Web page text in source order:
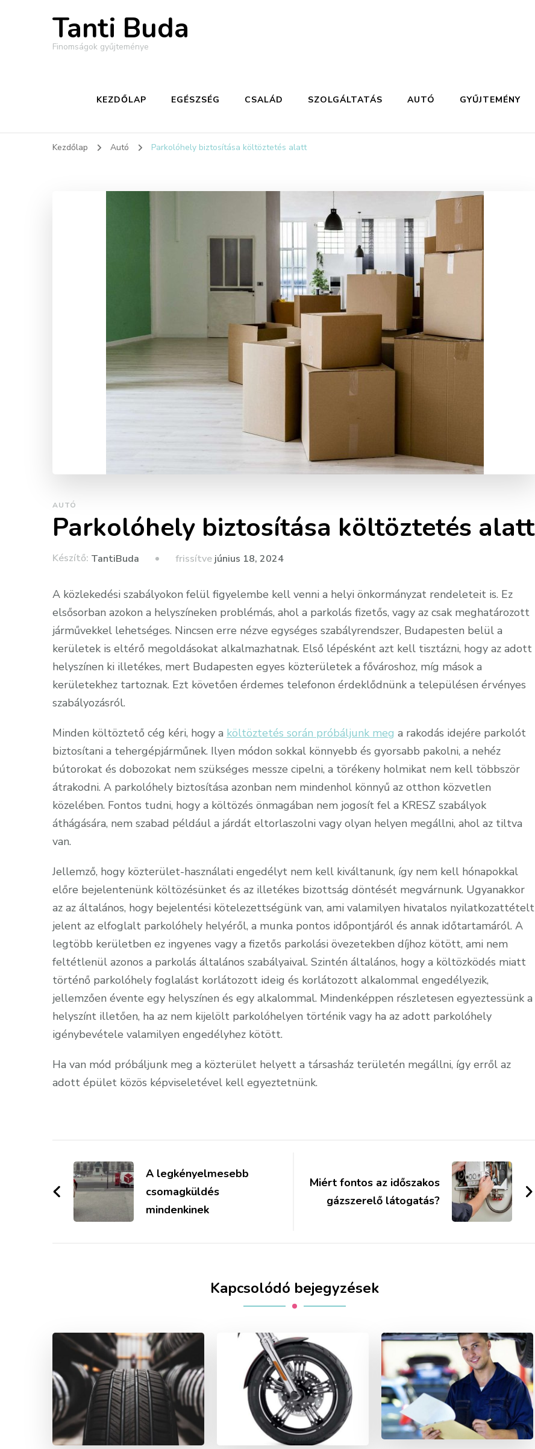
Tanti Buda
Finomságok gyűjteménye
KEZDŐLAP EGÉSZSÉG CSALÁD SZOLGÁLTATÁS AUTÓ GYŰJTEMÉNY
Kezdőlap Autó Parkolóhely biztosítása költöztetés alatt
AUTÓ
Parkolóhely biztosítása költöztetés alatt
Készítő: TantiBuda frissítve június 18, 2024
A közlekedési szabályokon felül figyelembe kell venni a helyi önkormányzat rendeleteit is. Ez
elsősorban azokon a helyszíneken problémás, ahol a parkolás fizetős, vagy az csak meghatározott
járművekkel lehetséges. Nincsen erre nézve egységes szabályrendszer, Budapesten belül a
kerületek is eltérő megoldásokat alkalmazhatnak. Első lépésként azt kell tisztázni, hogy az adott
helyszínen ki illetékes, mert Budapesten egyes közterületek a fővároshoz, míg mások a
kerületekhez tartoznak. Ezt követően érdemes telefonon érdeklődnünk a településen érvényes
szabályozásról.
Minden költöztető cég kéri, hogy a költöztetés során próbáljunk meg a rakodás idejére parkolót
biztosítani a tehergépjárműnek. Ilyen módon sokkal könnyebb és gyorsabb pakolni, a nehéz
bútorokat és dobozokat nem szükséges messze cipelni, a törékeny holmikat nem kell többször
átrakodni. A parkolóhely biztosítása azonban nem mindenhol könnyű az otthon közvetlen
közelében. Fontos tudni, hogy a költözés önmagában nem jogosít fel a KRESZ szabályok
áthágására, nem szabad például a járdát eltorlaszolni vagy olyan helyen megállni, ahol az tiltva
van.
Jellemző, hogy közterület-használati engedélyt nem kell kiváltanunk, így nem kell hónapokkal
előre bejelentenünk költözésünket és az illetékes bizottság döntését megvárnunk. Ugyanakkor
az az általános, hogy bejelentési kötelezettségünk van, ami valamilyen hivatalos nyilatkozattételt
jelent az elfoglalt parkolóhely helyéről, a munka pontos időpontjáról és annak időtartamáról. A
legtöbb kerületben ez ingyenes vagy a fizetős parkolási övezetekben díjhoz kötött, ami nem
feltétlenül azonos a parkolás általános szabályaival. Szintén általános, hogy a költözködés miatt
történő parkolóhely foglalást korlátozott ideig és korlátozott alkalommal engedélyezik,
jellemzően évente egy helyszínen és egy alkalommal. Mindenképpen részletesen egyeztessünk a
helyszínt illetően, ha az nem kijelölt parkolóhelyen történik vagy ha az adott parkolóhely
igénybevétele valamilyen engedélyhez kötött.
Ha van mód próbáljunk meg a közterület helyett a társasház területén megállni, így erről az
adott épület közös képviseletével kell egyeztetnünk.
navigációjaA legkényelmesebb
csomagküldés
mindenkinek
Miért fontos az időszakos
gázszerelő látogatás?
Kapcsolódó bejegyzések